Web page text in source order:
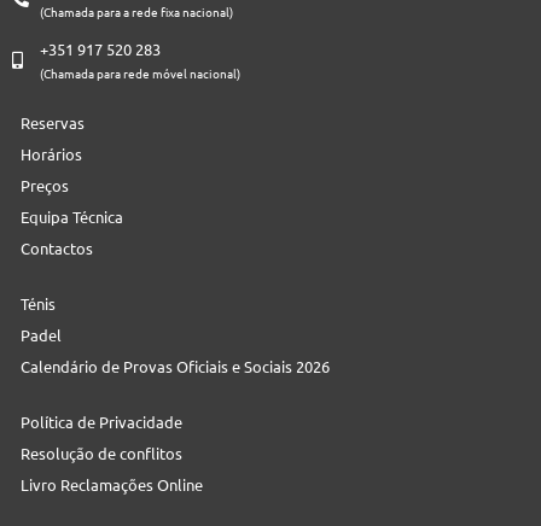
(Chamada para a rede fixa nacional)
+351 917 520 283
(Chamada para rede móvel nacional)
Reservas
Horários
Preços
Equipa Técnica
Contactos
Ténis
Padel
Calendário de Provas Oficiais e Sociais 2026
Política de Privacidade
Resolução de conflitos
Livro Reclamações Online